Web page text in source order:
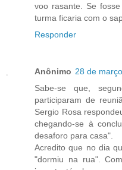
voo rasante. Se
turma ficaria com o
Responder
Anônimo 28 de
Sabe-se que,
participaram de
Sergio Rosa
chegando-se à
desaforo para casa".
Acredito que no dia
"dormiu na rua".